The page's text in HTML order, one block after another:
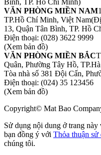
VĂN PHÒNG MIỀN NAM
TP.Hồ Chí Minh, Việt Nam
13, Quận Tân Bình, TP. Hồ
Điện thoại: (028) 3622 9999
(Xem bản đồ)
VĂN PHÒNG MIỀN BẮC
Quân, Phường Tây Hồ,
Tòa nhà số 381 Đội Cấn,
Điện thoại: (024) 35 123456
(Xem bản đồ)
Copyright© Mat Bao
Sử dụng nội dung ở trang
bạn đồng ý với Thỏa thuận sử
chúng tôi.